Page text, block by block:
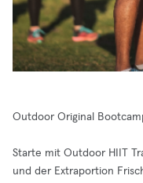
Outdoor Original
Starte mit Outdoor HIIT
und der Extraportion